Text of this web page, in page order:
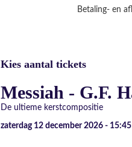
Betaling- en
Kies aantal tickets
Messiah - G.F.
De ultieme kerstcompositie
zaterdag 12 december 2026 - 15:45